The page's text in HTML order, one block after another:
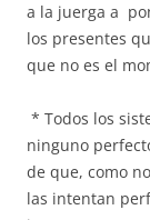
a la juerga a
los presentes
que no es el
* Todos los
ninguno
de que, como
las intentan